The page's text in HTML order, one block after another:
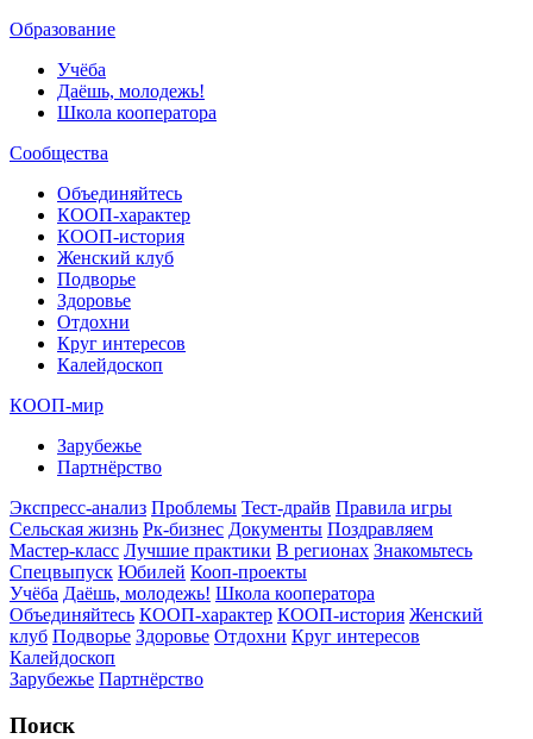
Образование
Учёба
Даёшь, молодежь!
Школа кооператора
Сообщества
Объединяйтесь
КООП-характер
КООП-история
Женский клуб
Подворье
Здоровье
Отдохни
Круг интересов
Калейдоскоп
КООП-мир
Зарубежье
Партнёрство
Экспресс-анализ Проблемы Тест-драйв Правила игры
Сельская жизнь Рк-бизнес Документы Поздравляем
Мастер-класс Лучшие практики В регионах Знакомьтесь
Спецвыпуск Юбилей Кооп-проекты
Учёба Даёшь, молодежь! Школа кооператора
Объединяйтесь КООП-характер КООП-история Женский
клуб Подворье Здоровье Отдохни Круг интересов
Калейдоскоп
Зарубежье Партнёрство
Поиск